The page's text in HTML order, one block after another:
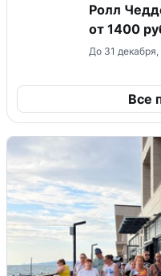
Ролл
от 1400
До 31
Все